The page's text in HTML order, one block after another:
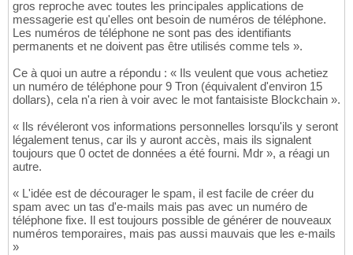
gros reproche avec toutes les principales applications de
messagerie est qu'elles ont besoin de numéros de téléphone.
Les numéros de téléphone ne sont pas des identifiants
permanents et ne doivent pas être utilisés comme tels ».
Ce à quoi un autre a répondu : « Ils veulent que vous achetiez
un numéro de téléphone pour 9 Tron (équivalent d'environ 15
dollars), cela n'a rien à voir avec le mot fantaisiste Blockchain ».
« Ils révéleront vos informations personnelles lorsqu'ils y seront
légalement tenus, car ils y auront accès, mais ils signalent
toujours que 0 octet de données a été fourni. Mdr », a réagi un
autre.
« L'idée est de décourager le spam, il est facile de créer du
spam avec un tas d'e-mails mais pas avec un numéro de
téléphone fixe. Il est toujours possible de générer de nouveaux
numéros temporaires, mais pas aussi mauvais que les e-mails
»